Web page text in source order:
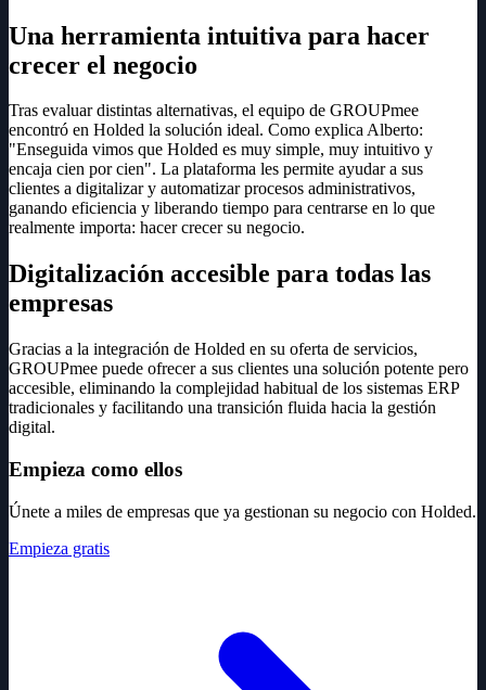
Una herramienta intuitiva para hacer
crecer el negocio
Tras evaluar distintas alternativas, el equipo de GROUPmee
encontró en Holded la solución ideal. Como explica Alberto:
"Enseguida vimos que Holded es muy simple, muy intuitivo y
encaja cien por cien". La plataforma les permite ayudar a sus
clientes a digitalizar y automatizar procesos administrativos,
ganando eficiencia y liberando tiempo para centrarse en lo que
realmente importa: hacer crecer su negocio.
Digitalización accesible para todas las
empresas
Gracias a la integración de Holded en su oferta de servicios,
GROUPmee puede ofrecer a sus clientes una solución potente pero
accesible, eliminando la complejidad habitual de los sistemas ERP
tradicionales y facilitando una transición fluida hacia la gestión
digital.
Empieza como ellos
Únete a miles de empresas que ya gestionan su negocio con Holded.
Empieza gratis